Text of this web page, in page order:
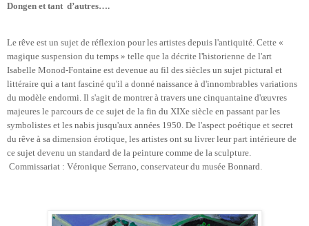
Dongen et tant d’autres….
Le rêve est un sujet de réflexion pour les artistes depuis l'antiquité. Cette «
magique suspension du temps » telle que la décrite l'historienne de l'art
Isabelle Monod-Fontaine est devenue au fil des siècles un sujet pictural et
littéraire qui a tant fasciné qu'il a donné naissance à d'innombrables variations
du modèle endormi. Il s'agit de montrer à travers une cinquantaine d'œuvres
majeures le parcours de ce sujet de la fin du XIXe siècle en passant par les
symbolistes et les nabis jusqu'aux années 1950. De l'aspect poétique et secret
du rêve à sa dimension érotique, les artistes ont su livrer leur part intérieure de
ce sujet devenu un standard de la peinture comme de la sculpture.
Commissariat : Véronique Serrano, conservateur du musée Bonnard.